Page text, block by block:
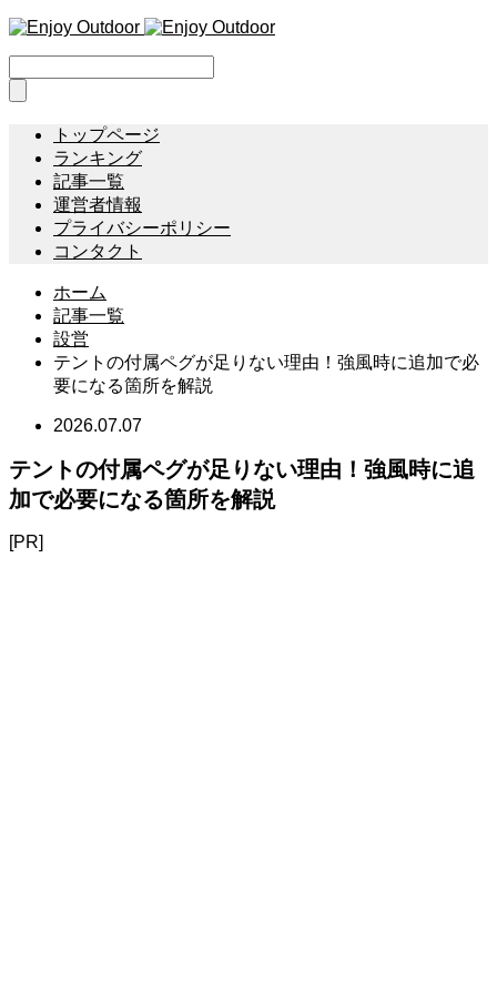
トップページ
ランキング
記事一覧
運営者情報
プライバシーポリシー
コンタクト
ホーム
記事一覧
設営
テントの付属ペグが足りない理由！強風時に追加で必
要になる箇所を解説
2026.07.07
テントの付属ペグが足りない理由！強風時に追
加で必要になる箇所を解説
[PR]